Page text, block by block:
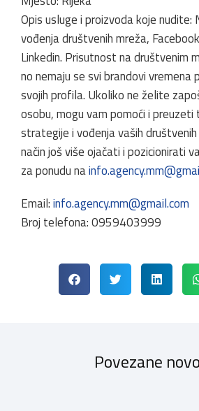
Opis usluge i proizvoda koje nudite:
vođenja društvenih mreža,
Linkedin. Prisutnost na društvenim
no nemaju se svi brandovi vremena
svojih profila. Ukoliko ne želite
osobu, mogu vam pomoći i preuzeti
strategije i vođenja vaših
način još više ojačati i pozicionirati
za ponudu na
Email:info.agency.mm@gmail.com
Broj telefona: 0959403999
Povezane